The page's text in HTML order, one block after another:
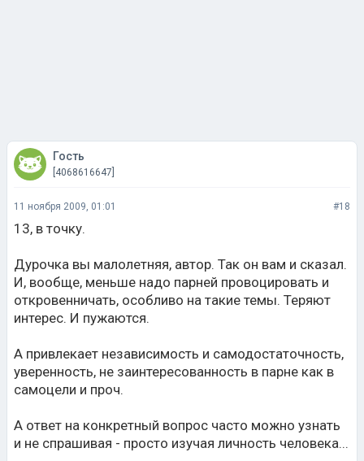
Гость
[4068616647]
11 ноября 2009, 01:01 #18
13, в точку.
Дурочка вы малолетняя, автор. Так он вам и сказал.
И, вообще, меньше надо парней провоцировать и
откровенничать, особливо на такие темы. Теряют
интерес. И пужаются.
А привлекает независимость и самодостаточность,
уверенность, не заинтересованность в парне как в
самоцели и проч.
А ответ на конкретный вопрос часто можно узнать
и не спрашивая - просто изучая личность человека...